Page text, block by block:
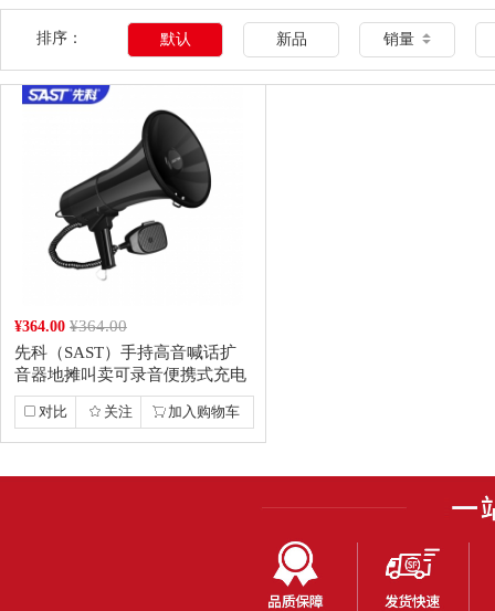
排序： 默认 新品 销量
¥364.00 ¥364.00
先科（SAST）手持高音喊话扩
音器地摊叫卖可录音便携式充电
买菜喇叭扬声器...
对比 关注 加入购物车